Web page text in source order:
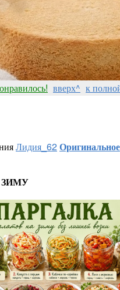
вверх^ к
Лидия_62Оригинальное
ЗИМУ